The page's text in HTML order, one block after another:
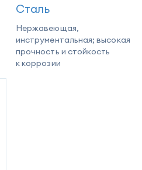
Cталь
Нержавеющая,
инструментальная; высокая
прочность и стойкость
к коррозии